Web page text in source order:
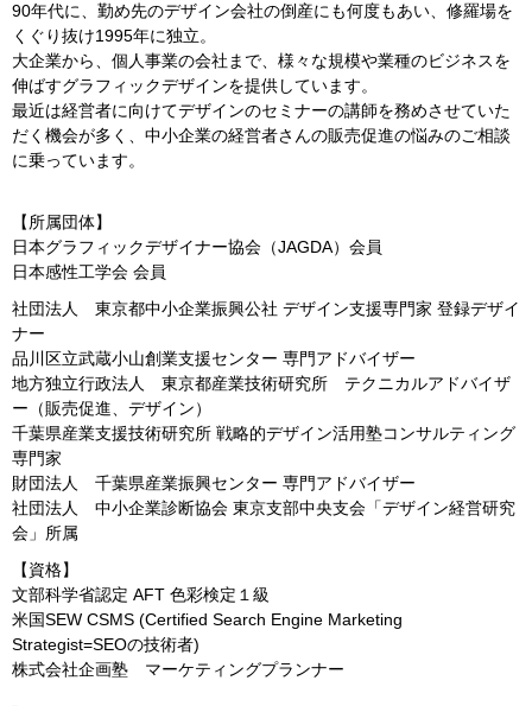
90年代に、勤め先のデザイン会社の倒産にも何度もあい、修羅場を
くぐり抜け1995年に独立。
大企業から、個人事業の会社まで、様々な規模や業種のビジネスを
伸ばすグラフィックデザインを提供しています。
最近は経営者に向けてデザインのセミナーの講師を務めさせていた
だく機会が多く、中小企業の経営者さんの販売促進の悩みのご相談
に乗っています。
【所属団体】
日本グラフィックデザイナー協会（JAGDA）会員
日本感性工学会 会員
社団法人 東京都中小企業振興公社 デザイン支援専門家 登録デザイ
ナー
品川区立武蔵小山創業支援センター 専門アドバイザー
地方独立行政法人 東京都産業技術研究所 テクニカルアドバイザ
ー（販売促進、デザイン）
千葉県産業支援技術研究所 戦略的デザイン活用塾コンサルティング
専門家
財団法人 千葉県産業振興センター 専門アドバイザー
社団法人 中小企業診断協会 東京支部中央支会「デザイン経営研究
会」所属
【資格】
文部科学省認定 AFT 色彩検定１級
米国SEW CSMS (Certified Search Engine Marketing
Strategist=SEOの技術者)
株式会社企画塾 マーケティングプランナー